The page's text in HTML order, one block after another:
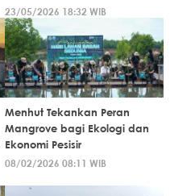
23/05/2026 18:32 WIB
Menhut Tekankan Peran
Mangrove bagi Ekologi dan
Ekonomi Pesisir
08/02/2026 08:11 WIB